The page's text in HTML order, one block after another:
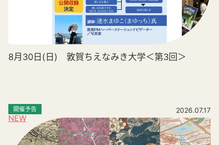
8月30日(日) 敦賀ちえなみき大学＜第3回＞
NEW
開催予告 2026.07.17